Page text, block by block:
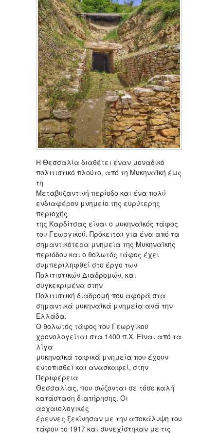
Η Θεσσαλία διαθέτει έναν μοναδικό
πολιτιστικό πλούτο, από τη Μυκηναϊκή έως
τη
Μεταβυζαντινή περίοδο και ένα πολύ
ενδιαφέρον μνημείο της ευρύτερης
περιοχής
της Καρδίτσας είναι ο μυκηναϊκός τάφος
του Γεωργικού. Πρόκειται για ένα από τα
σημαντικότερα μνημεία της Μυκηναϊκής
περιόδου και ο θολωτός τάφος έχει
συμπεριληφθεί στο έργο των
Πολιτιστικών Διαδρομών, και
συγκεκριμένα στην
Πολιτιστική διαδρομή που αφορά στα
σημαντικά μυκηναϊκά μνημεία ανά την
Ελλάδα.
Ο θολωτός τάφος του Γεωργικού
χρονολογείται στα 1400 π.Χ. Είναι από τα
λίγα
μυκηναϊκά ταφικά μνημεία που έχουν
εντοπισθεί και ανασκαφεί, στην
Περιφέρεια
Θεσσαλίας, που σώζονται σε τόσο καλή
κατάσταση διατήρησης. Οι
αρχαιολογικές
έρευνες ξεκίνησαν με την αποκάλυψη του
τάφου το 1917 και συνεχίστηκαν με τις